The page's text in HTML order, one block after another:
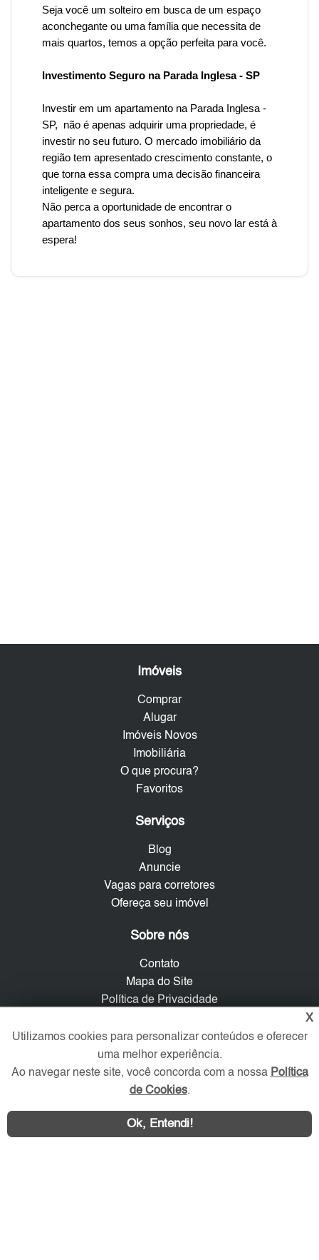
Seja você um solteiro em busca de um espaço
aconchegante ou uma família que necessita de
mais quartos, temos a opção perfeita para você.
Investimento Seguro na Parada Inglesa - SP
Investir em um apartamento na Parada Inglesa -
SP, não é apenas adquirir uma propriedade, é
investir no seu futuro. O mercado imobiliário da
região tem apresentado crescimento constante, o
que torna essa compra uma decisão financeira
inteligente e segura.
Não perca a oportunidade de encontrar o
apartamento dos seus sonhos, seu novo lar está à
espera!
Imóveis
Comprar
Alugar
Imóveis Novos
Imobiliária
O que procura?
Favoritos
Serviços
Blog
Anuncie
Vagas para corretores
Ofereça seu imóvel
Sobre nós
Contato
Mapa do Site
Política de Privacidade
Verificada por
X
Utilizamos cookies para personalizar conteúdos e oferecer
uma melhor experiência.
Ao navegar neste site, você concorda com a nossa Política
de Cookies.
Ok, Entendi!